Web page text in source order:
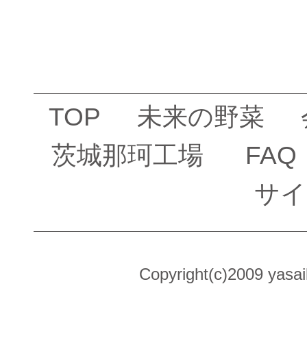
TOP 未来の野菜
茨城那珂工場
FAQ
サ
Copyright(c)2009